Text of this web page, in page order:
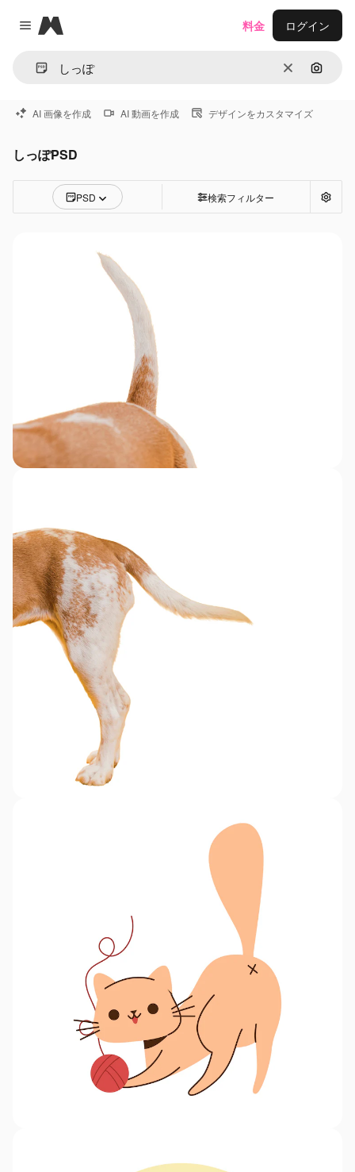
Close menu
Magnific
消去 画像で
料金 ログイン
AI 画像を作成 AI 動画を作成 デザインをカスタマイズ
しっぽPSD
PSD 検索フィルター